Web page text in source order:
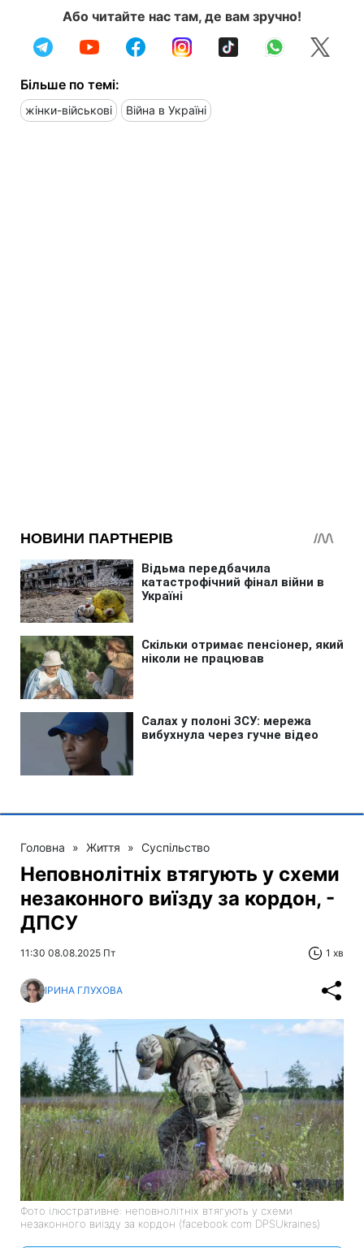
Або читайте нас там, де вам зручно!
Більше по темі:
жінки-військові Війна в Україні
Головна » Життя » Суспільство
Неповнолітніх втягують у схеми
незаконного виїзду за кордон, -
ДПСУ
11:30 08.08.2025 Пт 1 хв
ІРИНА ГЛУХОВА
Фото ілюстративне: неповнолітніх втягують у схеми
незаконного виїзду за кордон (facebook com DPSUkraines)